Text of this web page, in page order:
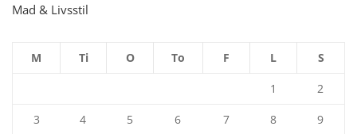
Mad & Livsstil
M Ti O To F L S
1 2
3 4 5 6 7 8 9